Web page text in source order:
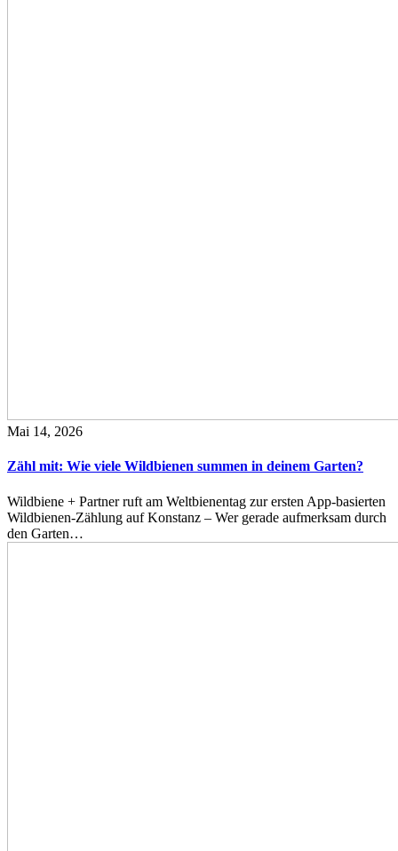
Mai 14, 2026
Zähl mit: Wie viele Wildbienen summen in deinem Garten?
Wildbiene + Partner ruft am Weltbienentag zur ersten App-basierten
Wildbienen-Zählung auf Konstanz – Wer gerade aufmerksam durch
den Garten…